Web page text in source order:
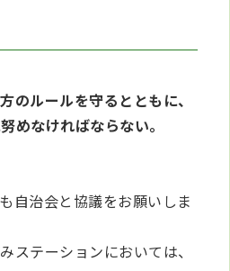
のルールを守るとともに、
めなければならない。
自治会と協議をお願いしま
ステーションにおいては、